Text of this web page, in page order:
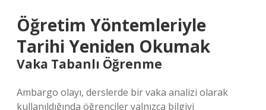
Öğretim Yöntemleriyle
Tarihi Yeniden Okumak
Vaka Tabanlı Öğrenme
Ambargo olayı, derslerde bir vaka analizi olarak
kullanıldığında öğrenciler yalnızca bilgiyi